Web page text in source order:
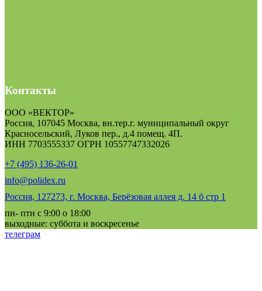
Контакты
ООО «ВЕКТОР»
Россия, 107045 Москва, вн.тер.г. муниципальный округ
Красносельский, Луков пер., д.4 помещ. 4П.
ИНН 7703555337 ОГРН 10557747332026
+7 (495) 136-26-01
info@polidex.ru
Россия, 127273, г. Москва, Берёзовая аллея д. 14 б стр 1
пн- птн с 9:00 о 18:00
выходные: суббота и воскресенье
телеграм